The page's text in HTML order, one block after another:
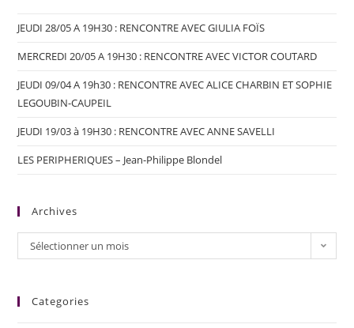
JEUDI 28/05 A 19H30 : RENCONTRE AVEC GIULIA FOÏS
MERCREDI 20/05 A 19H30 : RENCONTRE AVEC VICTOR COUTARD
JEUDI 09/04 A 19h30 : RENCONTRE AVEC ALICE CHARBIN ET SOPHIE
LEGOUBIN-CAUPEIL
JEUDI 19/03 à 19H30 : RENCONTRE AVEC ANNE SAVELLI
LES PERIPHERIQUES – Jean-Philippe Blondel
Archives
Sélectionner un mois
Categories